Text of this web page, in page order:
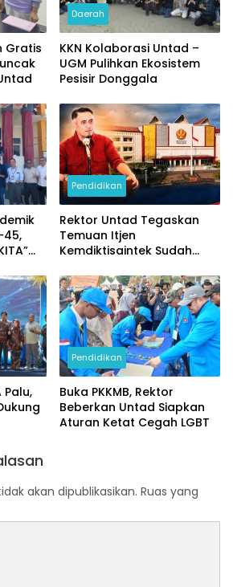
Gratis
Daerah
KKN Kolaborasi Untad –
UGM Pulihkan Ekosistem
Pesisir Donggala
45,
Pendidikan
Rektor Untad Tegaskan
Temuan Itjen
Kemdiktisaintek Sudah
Palu,
Pendidikan
Buka PKKMB, Rektor
Beberkan Untad Siapkan
Aturan Ketat Cegah LGBT
akan dipublikasikan. Ruas yang